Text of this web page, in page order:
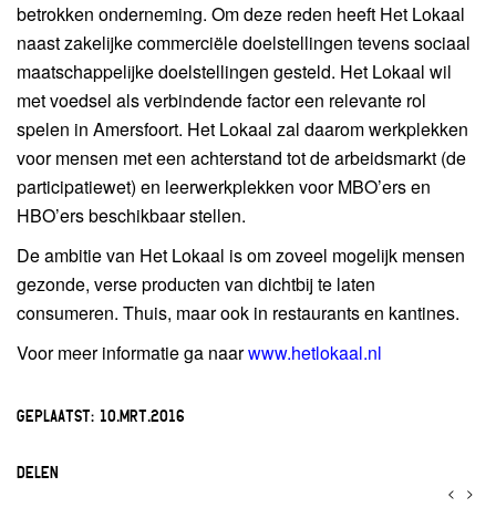
betrokken onderneming. Om deze reden heeft Het Lokaal
naast zakelijke commerciële doelstellingen tevens sociaal
maatschappelijke doelstellingen gesteld. Het Lokaal wil
met voedsel als verbindende factor een relevante rol
spelen in Amersfoort. Het Lokaal zal daarom werkplekken
voor mensen met een achterstand tot de arbeidsmarkt (de
participatiewet) en leerwerkplekken voor MBO’ers en
HBO’ers beschikbaar stellen.
De ambitie van Het Lokaal is om zoveel mogelijk mensen
gezonde, verse producten van dichtbij te laten
consumeren. Thuis, maar ook in restaurants en kantines.
Voor meer informatie ga naarwww.hetlokaal.nl
GEPLAATST: 10.MRT.2016
DELEN
< >